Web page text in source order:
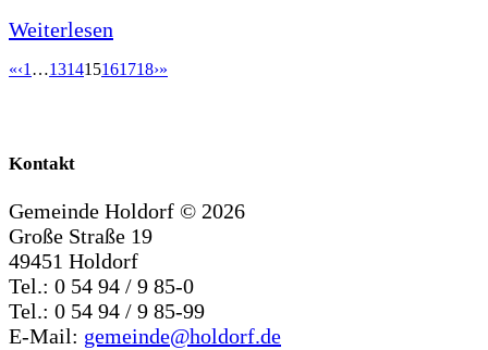
Weiterlesen
«‹1 …131415161718›»
Kontakt
Gemeinde Holdorf © 2026
Große Straße 19
49451 Holdorf
Tel.: 0 54 94 / 9 85-0
Tel.: 0 54 94 / 9 85-99
E-Mail: gemeinde@holdorf.de